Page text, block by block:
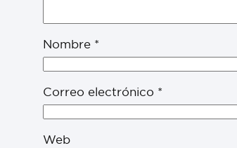
Nombre *
Correo electrónico *
Web